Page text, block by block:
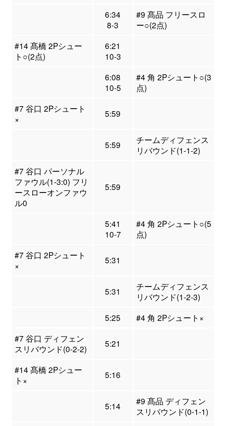
6:34
8-3
#9 髙品 フリースロ
ー○(2点)
#14 髙橋 2Pシュー
ト○(2点)
6:21
10-3
6:08
10-5
#4 角 2Pシュート○(3
点)
#7 谷口 2Pシュート
×
5:59
5:59
チームディフェンス
リバウンド(1-1-2)
#7 谷口 パーソナル
ファウル(1-3:0) フリ
ースローオンファウ
ル0
5:59
5:41
10-7
#4 角 2Pシュート○(5
点)
#7 谷口 2Pシュート
×
5:31
5:31
チームディフェンス
リバウンド(1-2-3)
5:25
#4 角 2Pシュート×
#7 谷口 ディフェン
スリバウンド(0-2-2)
5:21
#14 髙橋 2Pシュー
ト×
5:16
5:14
#9 髙品 ディフェン
スリバウンド(0-1-1)